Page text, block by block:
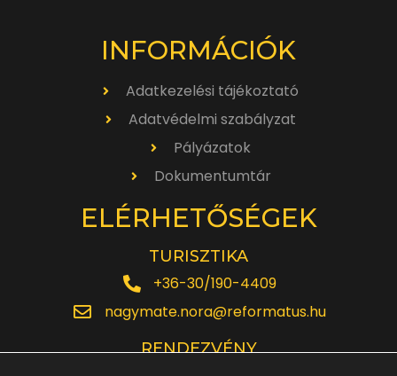
INFORMÁCIÓK
Adatkezelési tájékoztató
Adatvédelmi szabályzat
Pályázatok
Dokumentumtár
ELÉRHETŐSÉGEK
TURISZTIKA
+36-30/190-4409
nagymate.nora@reformatus.hu
RENDEZVÉNY